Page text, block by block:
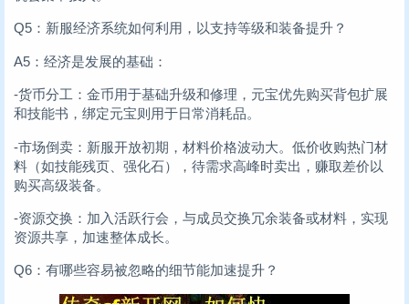
Q5：新服经济系统如何利用，以支持等级和装备提升？
A5：经济是发展的基础：
-货币分工：金币用于基础升级和修理，元宝优先购买背包扩展
和技能书，绑定元宝则用于日常消耗品。
-市场倒卖：新服开放初期，材料价格波动大。低价收购热门材
料（如技能残页、强化石），待需求高峰时卖出，赚取差价以
购买高级装备。
-资源交换：加入活跃行会，与成员交换冗余装备或材料，实现
资源共享，加速整体成长。
Q6：有哪些容易被忽略的细节能加速提升？